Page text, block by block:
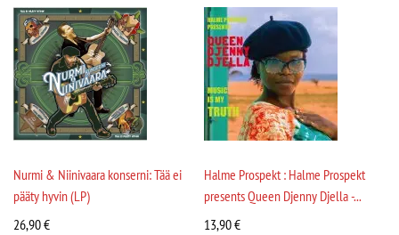
Nurmi & Niinivaara konserni: Tää ei
pääty hyvin (LP)
26,90€
Halme Prospekt : Halme Prospekt
presents Queen Djenny Djella -...
13,90€